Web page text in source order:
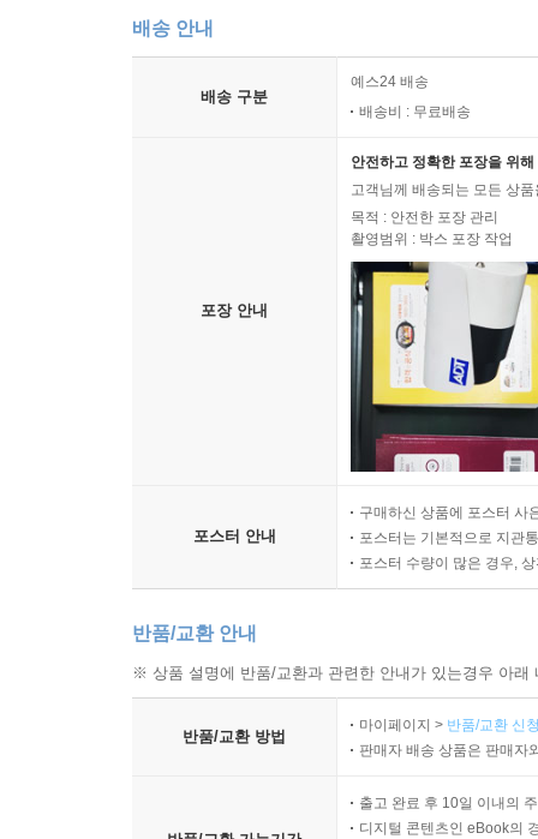
배송 안내
배송 구분
예스24 배송
배송비 : 무료배송
포장 안내
안전하고 정확한 포장을 위
고객님께 배송되는 모든 상
목적 : 안전한 포장 관리
촬영범위 : 박스 포장 작업
포스터 안내
구매하신 상품에 포스터 사
포스터는 기본적으로 지관
포스터 수량이 많은 경우,
반품/교환 안내
※ 상품 설명에 반품/교환과 관련한 안내가 있는경우 아
반품/교환 방법
마이페이지 > 반품/교환 신
판매자 배송 상품은 판매자
출고 완료 후 10일 이내의
디지털 콘텐츠인 eBook의